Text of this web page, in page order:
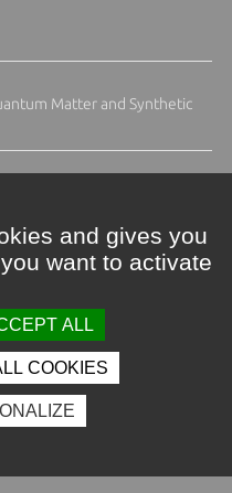
Matter and Synthetic
Photothèque
and gives you
want to activate
ALL
COOKIES